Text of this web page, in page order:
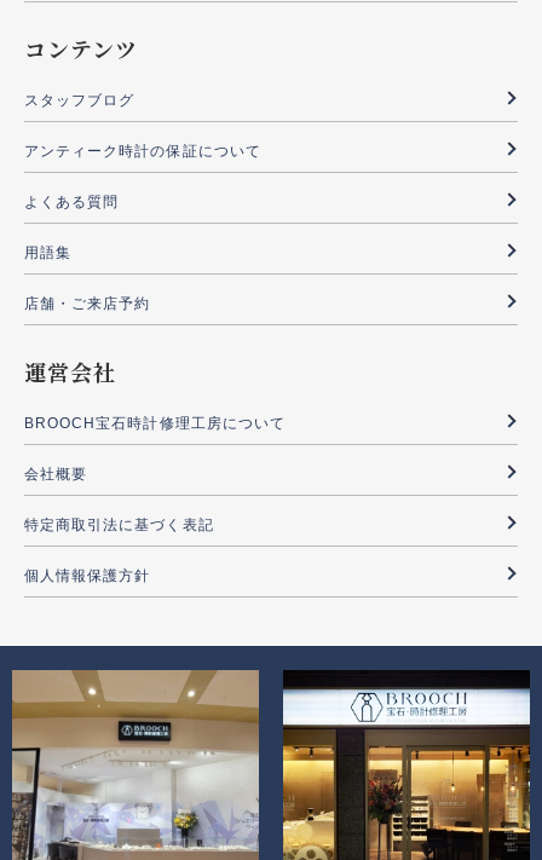
コンテンツ
スタッフブログ
アンティーク時計の保証について
よくある質問
用語集
店舗・ご来店予約
運営会社
BROOCH宝石時計修理工房について
会社概要
特定商取引法に基づく表記
個人情報保護方針